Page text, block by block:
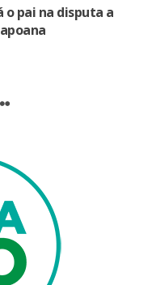
pai na disputa a
Flickr